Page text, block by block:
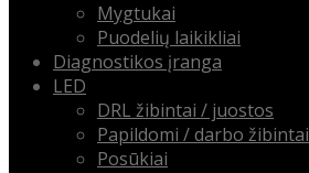
Mygtukai
Puodelių laikikliai
Diagnostikos įranga
LED
DRL žibintai / juostos
Papildomi / darbo žibintai
Posūkiai